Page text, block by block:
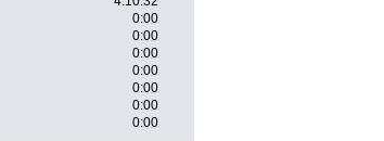
0:00
0:00
0:00
0:00
0:00
0:00
0:00